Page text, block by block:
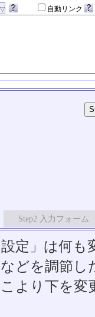
自動リンク
Step2 入力フォーム
定」は何
どを調節
より下を